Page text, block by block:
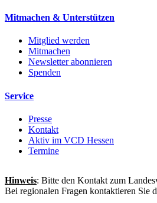
Mitmachen & Unterstützen
Mitglied werden
Mitmachen
Newsletter abonnieren
Spenden
Service
Presse
Kontakt
Aktiv im VCD Hessen
Termine
Hinweis: Bitte den Kontakt zum
Bei regionalen Fragen kontaktieren Sie